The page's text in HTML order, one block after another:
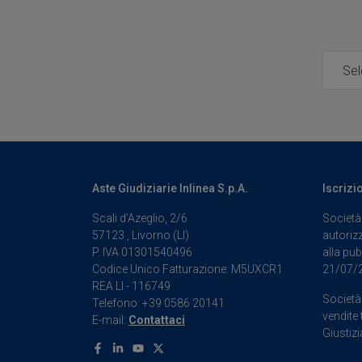
Aste Giudiziarie Inlinea S.p.A.
Scali d’Azeglio, 2/6
57123 , Livorno (LI)
P. IVA 01301540496
Codice Unico Fatturazione: M5UXCR1
REA LI - 116749
Telefono: +39 0586 20141
E-mail: Contattaci
Facebook
LinkedinYoutube
X
alla
21/07/
vendite